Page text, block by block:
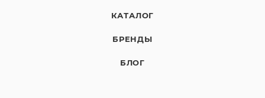
КАТАЛОГ
БРЕНДЫ
БЛОГ